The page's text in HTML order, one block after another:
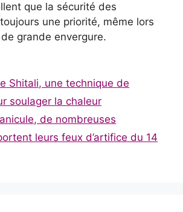
que la sécurité des
une priorité, même lors
de grande envergure.
Shitali, une technique de
soulager la chaleur
de nombreuses
leurs feux d’artifice du 14